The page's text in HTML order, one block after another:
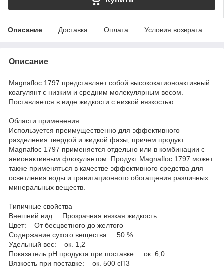
Описание Доставка Оплата Условия возврата
Описание
Magnafloc 1797 представляет собой высококатионоактивный
коагулянт с низким и средним молекулярным весом.
Поставляется в виде жидкости с низкой вязкостью.
Области применения
Используется преимущественно для эффективного
разделения твердой и жидкой фазы, причем продукт
Magnafloc 1797 применяется отдельно или в комбинации с
анионактивным флокулянтом. Продукт Magnafloc 1797 может
также применяться в качестве эффективного средства для
осветления воды и гравитационного обогащения различных
минеральных веществ.
Типичные свойства
Внешний вид: Прозрачная вязкая жидкость
Цвет: От бесцветного до желтого
Содержание сухого вещества: 50 %
Удельный вес: ок. 1,2
Показатель pH продукта при поставке: ок. 6,0
Вязкость при поставке: ок. 500 сП3